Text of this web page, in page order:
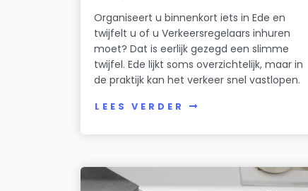
Organiseert u binnenkort iets in Ede en
twijfelt u of u Verkeersregelaars inhuren
moet? Dat is eerlijk gezegd een slimme
twijfel. Ede lijkt soms overzichtelijk, maar in
de praktijk kan het verkeer snel vastlopen.
LEES VERDER